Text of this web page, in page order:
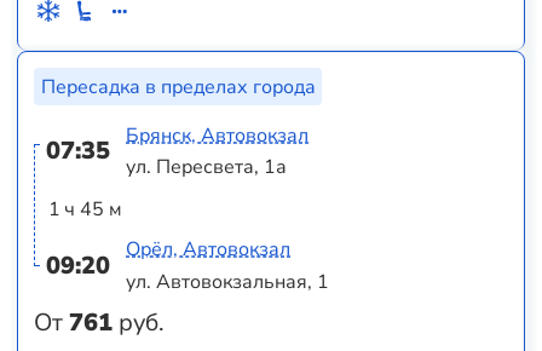
Пересадка в пределах города
07:35
1 ч 45 м
09:20
От761 руб.
Брянск, Автовокзал
ул. Пересвета, 1а
Орёл, Автовокзал
ул. Автовокзальная, 1